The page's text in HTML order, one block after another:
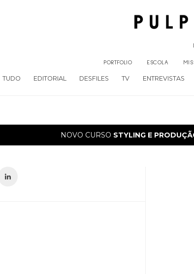
PORTFOLIO ESCOLA
TUDO EDITORIAL DESFILES TV ENTREVISTAS
NOVO CURSO STYLING E